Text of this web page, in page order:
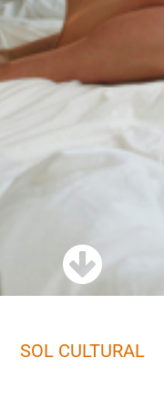
SOL CULTURAL